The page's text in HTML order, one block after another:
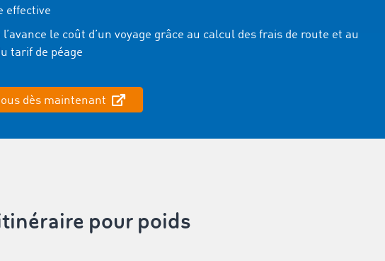
effective
l’avance le coût d’un voyage grâce au calcul des frais de route et au
tarif de péage
dès maintenant
pour poids